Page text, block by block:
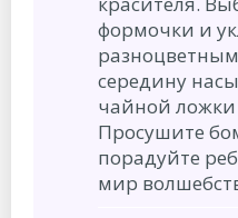
формочки и
середину
чайной ложки
Просушите
порадуйте
мир